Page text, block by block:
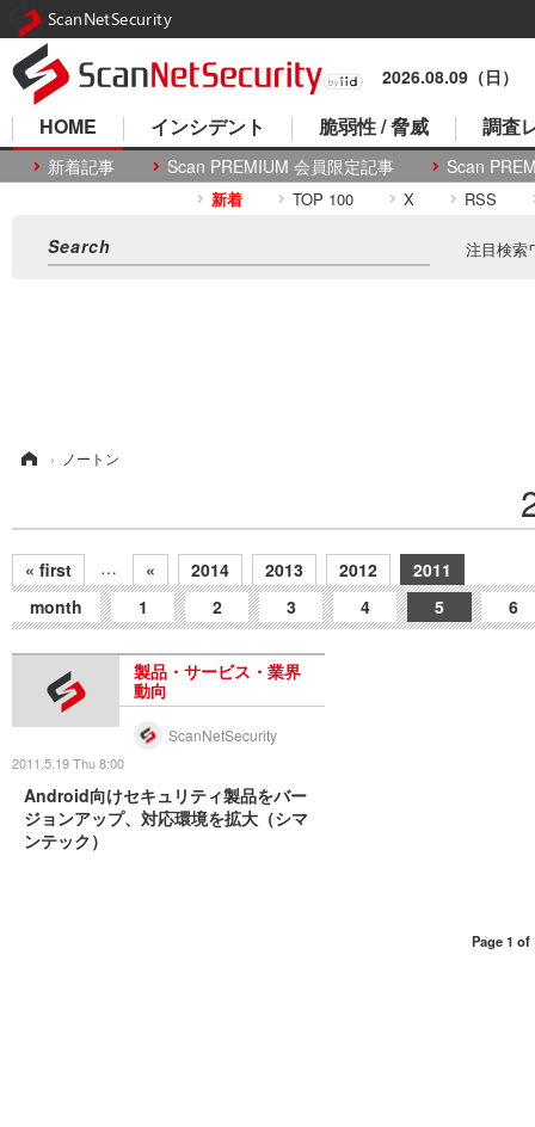
2026.08.09（日）
HOME
新着記事 Scan PREMIUM 会員限定記事 Scan
インシデント 脆弱性 / 脅威 調査
新着 TOP 100 X RSS
注目検索
› ノートン
« first … « 2014 2013 2012
2011
month
1 2 3 4 5 6
製品・サービス・業界
動向
ScanNetSecurity
2011.5.19 Thu 8:00
Android向けセキュリティ製品をバー
ジョンアップ、対応環境を拡大（シマ
ンテック）
Page 1 of
ScanNetSecurity